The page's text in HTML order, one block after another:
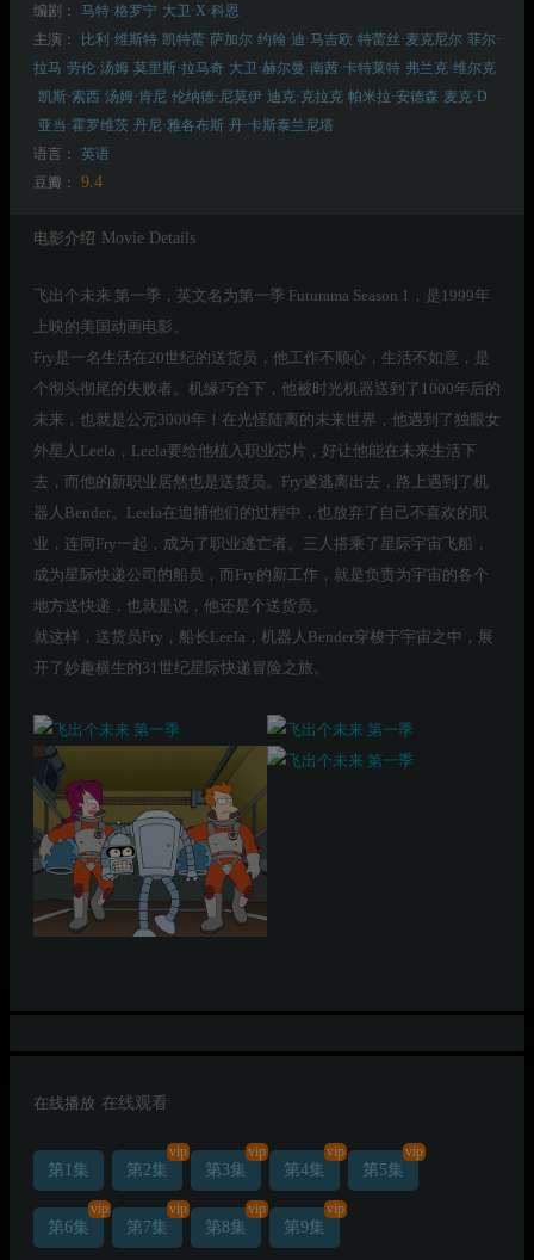
编剧：
马特·格罗宁 大卫·X·科恩
主演：
比利·维斯特 凯特蕾·萨加尔 约翰·迪·马吉欧 特蕾丝·麦克尼尔 菲尔·
拉马 劳伦·汤姆 莫里斯·拉马奇 大卫·赫尔曼 南茜·卡特莱特 弗兰克·维尔克
凯斯·索西 汤姆·肯尼 伦纳德·尼莫伊 迪克·克拉克 帕米拉·安德森 麦克·D
亚当·霍罗维茨 丹尼·雅各布斯 丹·卡斯泰兰尼塔
语言：
英语
豆瓣：
9.4
电影介绍 Movie Details
飞出个未来 第一季，英文名为第一季 Futurama Season 1，是1999年
上映的美国动画电影。
Fry是一名生活在20世纪的送货员，他工作不顺心，生活不如意，是
个彻头彻尾的失败者。机缘巧合下，他被时光机器送到了1000年后的
未来，也就是公元3000年！在光怪陆离的未来世界，他遇到了独眼女
外星人Leela，Leela要给他植入职业芯片，好让他能在未来生活下
去，而他的新职业居然也是送货员。Fry遂逃离出去，路上遇到了机
器人Bender。Leela在追捕他们的过程中，也放弃了自己不喜欢的职
业，连同Fry一起，成为了职业逃亡者。三人搭乘了星际宇宙飞船，
成为星际快递公司的船员，而Fry的新工作，就是负责为宇宙的各个
地方送快递，也就是说，他还是个送货员。
就这样，送货员Fry，船长Leela，机器人Bender穿梭于宇宙之中，展
开了妙趣横生的31世纪星际快递冒险之旅。
在线播放 在线观看
第1集 第2集
vip
第3集
vip
第4集
vip
第5集
vip
第6集
vip
第7集
vip
第8集
vip
第9集
vip